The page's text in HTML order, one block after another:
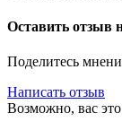
Оставить отзыв
Поделитесь
Написать отзыв
Возможно, вас это